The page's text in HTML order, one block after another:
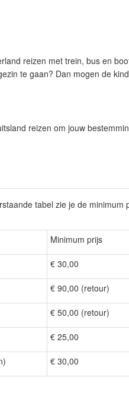
reizen met trein, bus en
te gaan? Dan mogen de
reizen om jouw
tabel zie je de minimum
Minimum prijs
€ 30,00
€ 90,00 (retour)
€ 50,00 (retour)
€ 25,00
€ 30,00